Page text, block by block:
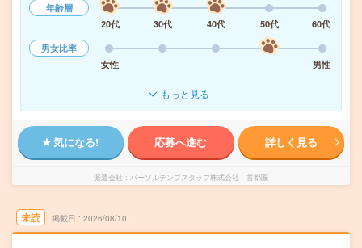
年齢層
20代
30代 40代 50代
60代
男女比率
女性
男性
もっと見る
気になる! 応募へ進む 詳しく見る
派遣会社 パーソルテンプスタッフ株式会社 首都圏
未読 掲載日 2026/08/10